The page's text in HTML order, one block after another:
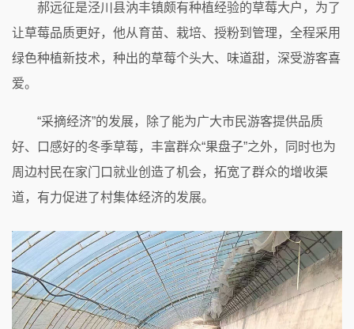
郝远征是泾川县汭丰镇颇有种植经验的草莓大户，为了
让草莓品质更好，他从育苗、栽培、授粉到管理，全程采用
绿色种植新技术，种出的草莓个头大、味道甜，深受游客喜
爱。
“采摘经济”的发展，除了能为广大市民游客提供品质
好、口感好的冬季草莓，丰富群众“果盘子”之外，同时也为
周边村民在家门口就业创造了机会，拓宽了群众的增收渠
道，有力促进了村集体经济的发展。